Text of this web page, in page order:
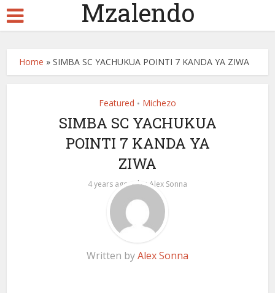
Mzalendo
Home »SIMBA SC YACHUKUA POINTI 7 KANDA YA ZIWA
Featured • Michezo
SIMBA SC YACHUKUA
POINTI 7 KANDA YA
ZIWA
4 years ago by Alex Sonna
Written byAlex Sonna